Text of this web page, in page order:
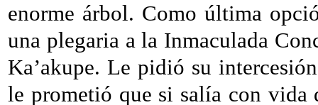
enorme árbol. Como última
una plegaria a la Inmaculada
Ka’akupe. Le pidió su
le prometió que si salía con vida